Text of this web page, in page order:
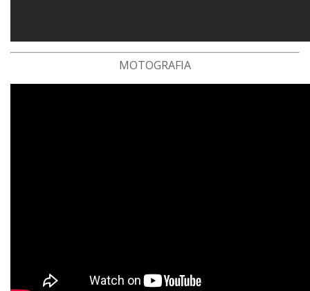
MOTOGRAFIA